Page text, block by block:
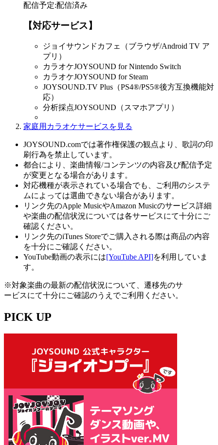
配信予定:配信済み
【対応サービス】
ジョイサウンドカフェ（ブラウザ/Android TV ア
プリ）
カラオケJOYSOUND for Nintendo Switch
カラオケJOYSOUND for Steam
JOYSOUND.TV Plus（PS4®/PS5®後方互換機能対
応）
分析採点JOYSOUND（スマホアプリ）
家庭用カラオケサービスを見る
JOYSOUND.comでは著作権保護の観点より、歌詞の印
刷行為を禁止しています。
都合により、楽曲情報/コンテンツの内容及び配信予定
が変更となる場合があります。
対応機種が表示されている場合でも、ご利用のシステ
ムによっては選曲できない場合があります。
リンク先のApple MusicやAmazon Musicのサービス詳細
や楽曲の配信状況については各サービスにて十分にご
確認ください。
リンク先のiTunes Storeでご購入される際は商品の内容
を十分にご確認ください。
YouTube動画の表示には[YouTube API]を利用していま
す。
※対象楽曲の最新の配信状況について、遷移先のサ
ービスにて十分にご確認のうえでご利用ください。
PICK UP